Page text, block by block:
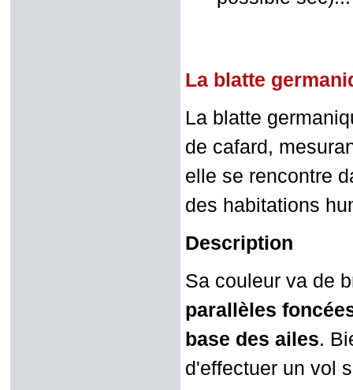
La blatte
La blatte
de cafard,
elle se rencontre
des habitations
Description
Sa couleur va de
parallèles
base des ailes.
d'effectuer un vol